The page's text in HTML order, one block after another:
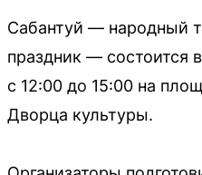
Сабантуй — народный
праздник — состоится
с 12:00 до 15:00 на
Дворца культуры.